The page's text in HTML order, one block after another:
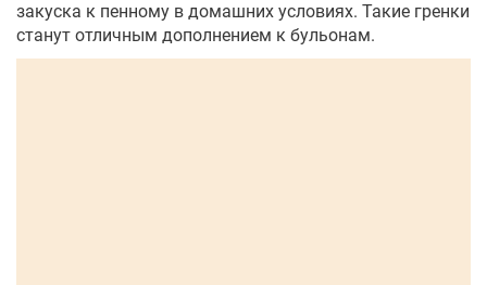
закуска к пенному в домашних условиях. Такие гренки
станут отличным дополнением к бульонам.